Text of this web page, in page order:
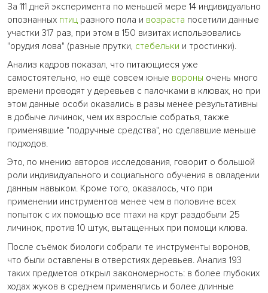
За 111 дней эксперимента по меньшей мере 14 индивидуально
опознанных птиц разного пола и возраста посетили данные
участки 317 раз, при этом в 150 визитах использовались
"орудия лова" (разные прутки, стебельки и тростинки).
Анализ кадров показал, что питающиеся уже
самостоятельно, но ещё совсем юные вороны очень много
времени проводят у деревьев с палочками в клювах, но при
этом данные особи оказались в разы менее результативны
в добыче личинок, чем их взрослые собратья, также
применявшие "подручные средства", но сделавшие меньше
подходов.
Это, по мнению авторов исследования, говорит о большой
роли индивидуального и социального обучения в овладении
данным навыком. Кроме того, оказалось, что при
применении инструментов менее чем в половине всех
попыток с их помощью все птахи на круг раздобыли 25
личинок, против 10 штук, вытащенных при помощи клюва.
После съёмок биологи собрали те инструменты воронов,
что были оставлены в отверстиях деревьев. Анализ 193
таких предметов открыл закономерность: в более глубоких
ходах жуков в среднем применялись и более длинные